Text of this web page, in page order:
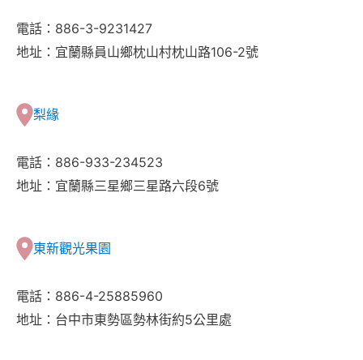
電話：886-3-9231427
地址：宜蘭縣員山鄉枕山村枕山路106-2號
梨緣
電話：886-933-234523
地址：宜蘭縣三星鄉三星路六段6號
東新觀光果園
電話：886-4-25885960
地址：台中市東勢區勢林街約5公里處